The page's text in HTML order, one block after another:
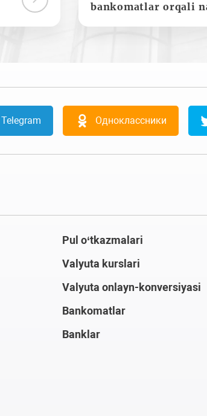
bankomatlar orqali
Telegram Одноклассники
Pul o‘tkazmalari
Valyuta kurslari
Valyuta onlayn-konversiyasi
Bankomatlar
Banklar